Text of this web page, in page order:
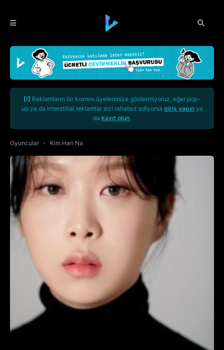
[!] Reklamların bir kısmını üyelerimize göstermiyoruz, eğer pop-
up ya da interstitial reklamlar sizi rahatsız ediyorsa giriş yapınya
da kayıt olun.
Oyuncular Kim Han Na